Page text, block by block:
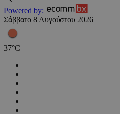
Powered by:
Σάββατο 8 Αυγούστου 2026
37°C